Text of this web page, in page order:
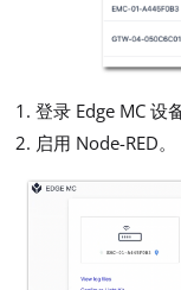
登录 Edge MC 设
启用 Node-RED。